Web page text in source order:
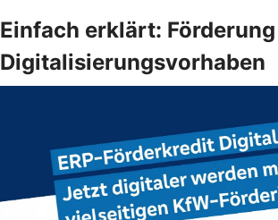
Einfach erklärt:
Digitalisierungsvorhaben